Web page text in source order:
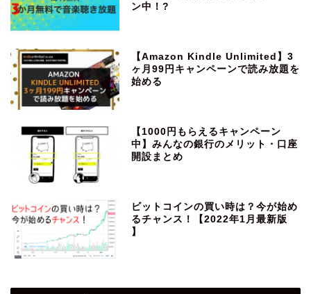
ン中！?
【Amazon Kindle Unlimited】3
ヶ月99円キャンペーンで読み放題を
始める
【1000円もらえるキャンペーン
中】みんなの銀行のメリット・口座
開設まとめ
ビットコインの買い時は？今が始め
るチャンス！【2022年1月最新版
】